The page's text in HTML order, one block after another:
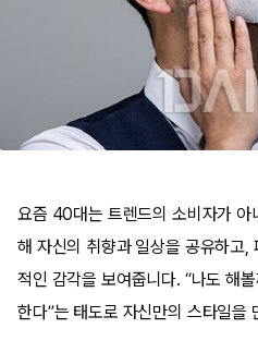
요즘 40대는 트렌드의 소비자가
해 자신의 취향과 일상을 공유하고,
적인 감각을 보여줍니다. “나도 해
한다”는 태도로 자신만의 스타일을